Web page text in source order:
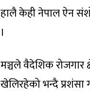
हालै केही नेपाल ऐन
।
मञ्चले वैदेशिक रोजगार
खेलिरहेको भन्दै प्रशंसा